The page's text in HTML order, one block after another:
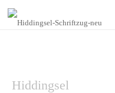
Hiddingsel